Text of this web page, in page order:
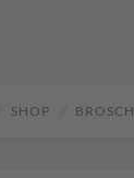
SHOP